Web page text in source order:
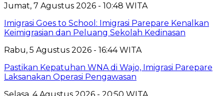
Jumat, 7 Agustus 2026 - 10:48 WITA
Imigrasi Goes to School: Imigrasi Parepare Kenalkan
Keimigrasian dan Peluang Sekolah Kedinasan
Rabu, 5 Agustus 2026 - 16:44 WITA
Pastikan Kepatuhan WNA di Wajo, Imigrasi Parepare
Laksanakan Operasi Pengawasan